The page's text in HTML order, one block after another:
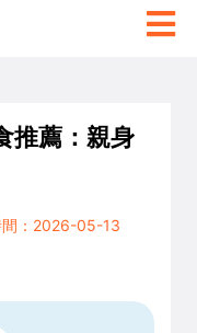
推薦：親身
間：2026-05-13